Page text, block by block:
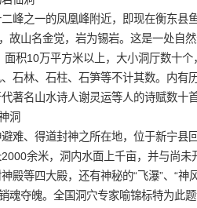
之一的凤凰峰附近，即现在衡东县
故山名金觉，岩为锡岩。这是一处自
积10万平方米以上，大小洞厅数十
石林、石柱、石笋等不计其数。内有
著名山水诗人谢灵运等人的诗赋数十
洞
、得道封神之所在地，位于新宁县
余米，洞内水面上千亩，并与尚未
殿等四大殿，还有神秘的“飞瀑”、“神
魂夺魄。全国洞穴专家喻锦标特为此